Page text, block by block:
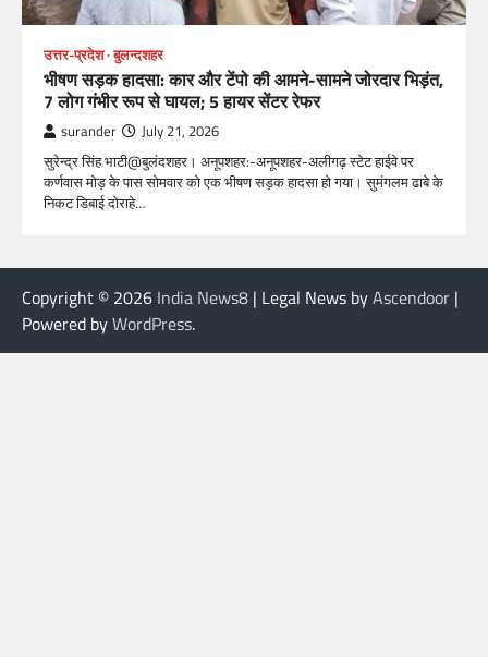
उत्तर-प्रदेश बुलन्दशहर
भीषण सड़क हादसा: कार और टेंपो की आमने-सामने जोरदार भिड़ंत,
7 लोग गंभीर रूप से घायल; 5 हायर सेंटर रेफर​
surander July 21, 2026
सुरेन्द्र सिंह भाटी@बुलंदशहर। अनूपशहर:-अनूपशहर-अलीगढ़ स्टेट हाईवे पर
कर्णवास मोड़ के पास सोमवार को एक भीषण सड़क हादसा हो गया। सुमंगलम ढाबे के
निकट डिबाई दोराहे…
Copyright © 2026 India News8 | Legal News byAscendoor |
Powered byWordPress.